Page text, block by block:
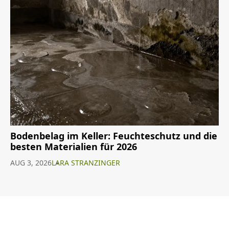
Bodenbelag im Keller: Feuchteschutz und die
besten Materialien für 2026
AUG 3, 2026LARA STRANZINGER